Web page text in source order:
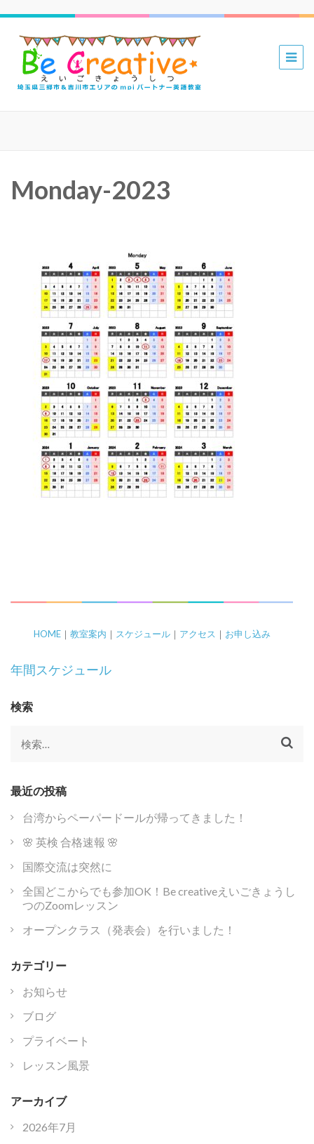
三郷 吉川
mpiパー
Monday-2023
HOME｜ 教室案内 ｜ スケジュール｜ アクセス ｜ お申し込み
投
ナ
ビ
ゲ
ー
ョ
ン
年間スケジュール
検索
検
最近の投稿
台湾からペーパードールが帰ってきました！
🌸 英検 合格速報 🌸
国際交流は突然に
全国どこからでも参加OK！Be creativeえいごきょうし
つのZoomレッスン
オープンクラス（発表会）を行いました！
カテゴリー
お知らせ
ブログ
プライベート
レッスン風景
アーカイブ
2026年7月